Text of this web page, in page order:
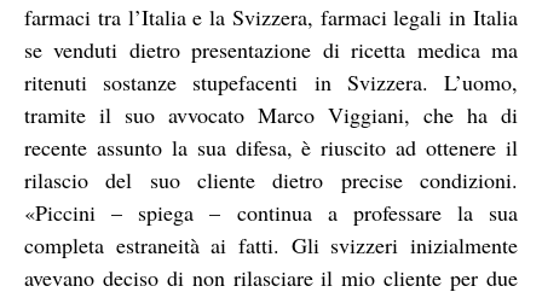
farmaci tra l’Italia e la Svizzera, farmaci legali in Italia
se venduti dietro presentazione di ricetta medica ma
ritenuti sostanze stupefacenti in Svizzera. L’uomo,
tramite il suo avvocato Marco Viggiani, che ha di
recente assunto la sua difesa, è riuscito ad ottenere il
rilascio del suo cliente dietro precise condizioni.
«Piccini – spiega – continua a professare la sua
completa estraneità ai fatti. Gli svizzeri inizialmente
avevano deciso di non rilasciare il mio cliente per due